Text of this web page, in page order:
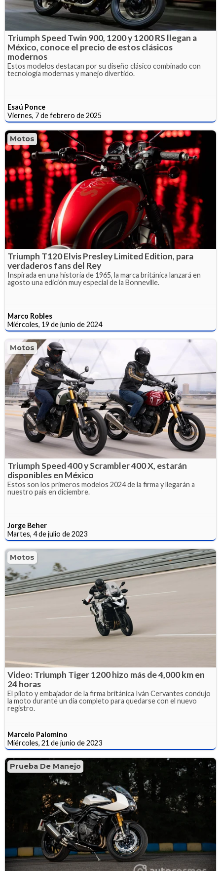
Triumph Speed Twin 900, 1200 y 1200 RS llegan a
México, conoce el precio de estos clásicos
modernos
Estos modelos destacan por su diseño clásico combinado con
tecnología modernas y manejo divertido.
Esaú Ponce
Viernes, 7 de febrero de 2025
Motos
Triumph T120 Elvis Presley Limited Edition, para
verdaderos fans del Rey
Inspirada en una historia de 1965, la marca británica lanzará en
agosto una edición muy especial de la Bonneville.
Marco Robles
Miércoles, 19 de junio de 2024
Motos
Triumph Speed 400 y Scrambler 400 X, estarán
disponibles en México
Estos son los primeros modelos 2024 de la firma y llegarán a
nuestro país en diciembre.
Jorge Beher
Martes, 4 de julio de 2023
Motos
Video: Triumph Tiger 1200 hizo más de 4,000 km en
24 horas
El piloto y embajador de la firma británica Iván Cervantes condujo
la moto durante un día completo para quedarse con el nuevo
registro.
Marcelo Palomino
Miércoles, 21 de junio de 2023
Prueba De Manejo